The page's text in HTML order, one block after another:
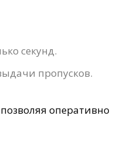
секунд.
пропусков.
оперативно